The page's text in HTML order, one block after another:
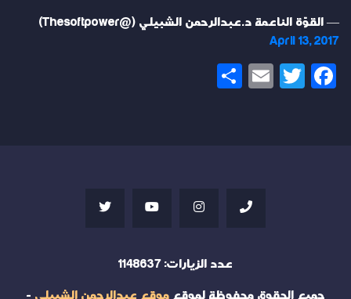
— القوّة الناعمة د.عبدالرحمن الشبيلي (@Thesoftpower)
April 13, 2017
Facebook
Twitter
Email
عدد الزيارات: 1148637
جميع الحقوق محفوظة لموقعموقع عبدالرحمن الشبيلي -